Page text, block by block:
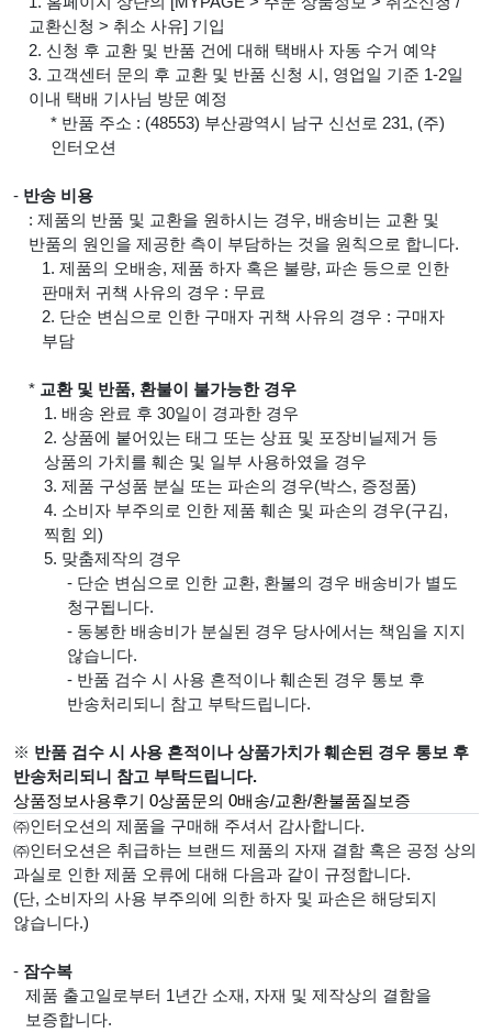
교환신청 > 취소 사유] 기입
2. 신청 후 교환 및 반품 건에 대해 택배사 자동 수거 예약
3. 고객센터 문의 후 교환 및 반품 신청 시, 영업일 기준 1-2일
이내 택배 기사님 방문 예정
* 반품 주소 : (48553) 부산광역시 남구 신선로 231, (주)
인터오션
- 반송 비용
: 제품의 반품 및 교환을 원하시는 경우, 배송비는 교환 및
반품의 원인을 제공한 측이 부담하는 것을 원칙으로 합니다.
1. 제품의 오배송, 제품 하자 혹은 불량, 파손 등으로 인한
판매처 귀책 사유의 경우 : 무료
2. 단순 변심으로 인한 구매자 귀책 사유의 경우 : 구매자
부담
* 교환 및 반품, 환불이 불가능한 경우
1. 배송 완료 후 30일이 경과한 경우
2. 상품에 붙어있는 태그 또는 상표 및 포장비닐제거 등
상품의 가치를 훼손 및 일부 사용하였을 경우
3. 제품 구성품 분실 또는 파손의 경우(박스, 증정품)
4. 소비자 부주의로 인한 제품 훼손 및 파손의 경우(구김,
찍힘 외)
5. 맞춤제작의 경우
- 단순 변심으로 인한 교환, 환불의 경우 배송비가 별도
청구됩니다.
- 동봉한 배송비가 분실된 경우 당사에서는 책임을 지지
않습니다.
- 반품 검수 시 사용 흔적이나 훼손된 경우 통보 후
반송처리되니 참고 부탁드립니다.
※ 반품 검수 시 사용 흔적이나 상품가치가 훼손된 경우 통보 후
반송처리되니 참고 부탁드립니다.
상품정보사용후기 0상품문의 0배송/교환/환불품질보증
㈜인터오션의 제품을 구매해 주셔서 감사합니다.
㈜인터오션은 취급하는 브랜드 제품의 자재 결함 혹은 공정 상의
과실로 인한 제품 오류에 대해 다음과 같이 규정합니다.
(단, 소비자의 사용 부주의에 의한 하자 및 파손은 해당되지
않습니다.)
- 잠수복
제품 출고일로부터 1년간 소재, 자재 및 제작상의 결함을
보증합니다.